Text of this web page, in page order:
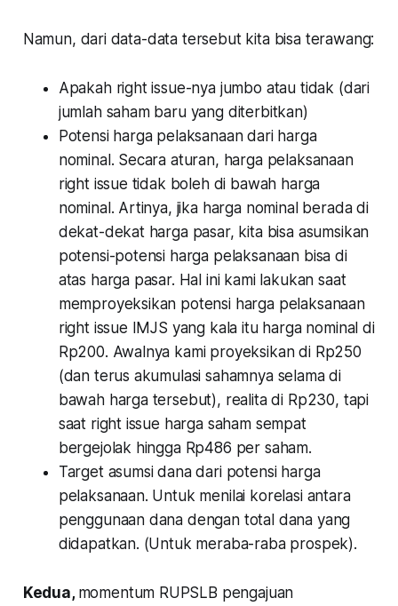
Namun, dari data-data tersebut kita bisa terawang:
Apakah right issue-nya jumbo atau tidak (dari
jumlah saham baru yang diterbitkan)
Potensi harga pelaksanaan dari harga
nominal. Secara aturan, harga pelaksanaan
right issue tidak boleh di bawah harga
nominal. Artinya, jika harga nominal berada di
dekat-dekat harga pasar, kita bisa asumsikan
potensi-potensi harga pelaksanaan bisa di
atas harga pasar. Hal ini kami lakukan saat
memproyeksikan potensi harga pelaksanaan
right issue IMJS yang kala itu harga nominal di
Rp200. Awalnya kami proyeksikan di Rp250
(dan terus akumulasi sahamnya selama di
bawah harga tersebut), realita di Rp230, tapi
saat right issue harga saham sempat
bergejolak hingga Rp486 per saham.
Target asumsi dana dari potensi harga
pelaksanaan. Untuk menilai korelasi antara
penggunaan dana dengan total dana yang
didapatkan. (Untuk meraba-raba prospek).
Kedua, momentum RUPSLB pengajuan